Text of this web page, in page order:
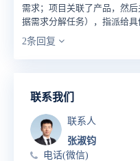
需求；项目关联了产品，然
据需求分解任务），指派给具
2条回复
联系我们
联系人
张淑钧
电话(微信)